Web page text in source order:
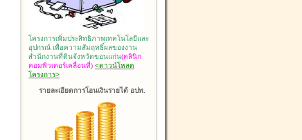
โครงการเพิ่มประสิทธิภาพเทคโนโลยีและ
อุปกรณ์ เพื่อความสัมฤทธิ์ผลของงาน
สำนักงานที่ดินจังหวัดขอนแก่น(คลินิก
คอมพิวเตอร์เคลื่อนที่) <ดาวน์โหลด
โครงการ>
รายละเอียดการโอนเงินรายได้ อปท.